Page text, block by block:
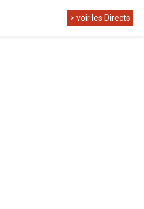
> voir les Directs